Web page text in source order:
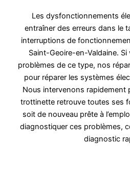
Les dysfonctionnements
entraîner des erreurs dans le
interruptions de
Saint-Geoire-en-Valdaine.
problèmes de ce type, nos
pour réparer les systèmes
Nous intervenons rapidement
trottinette retrouve toutes ses
soit de nouveau prête à
diagnostiquer ces problèmes,
diagnostic